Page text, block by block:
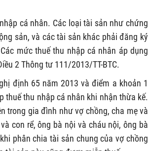
cá nhân. Các loại tài sản như chứng
sản, và các tài sản khác phải đăng ký
mức thuế thu nhập cá nhân áp dụng
2 Thông tư 111/2013/TT-BTC.
định 65 năm 2013 và điểm a khoản 1
thuế thu nhập cá nhân khi nhận thừa kế.
trong gia đình như vợ chồng, cha mẹ và
con rể, ông bà nội và cháu nội, ông bà
phân chia tài sản chung của vợ chồng